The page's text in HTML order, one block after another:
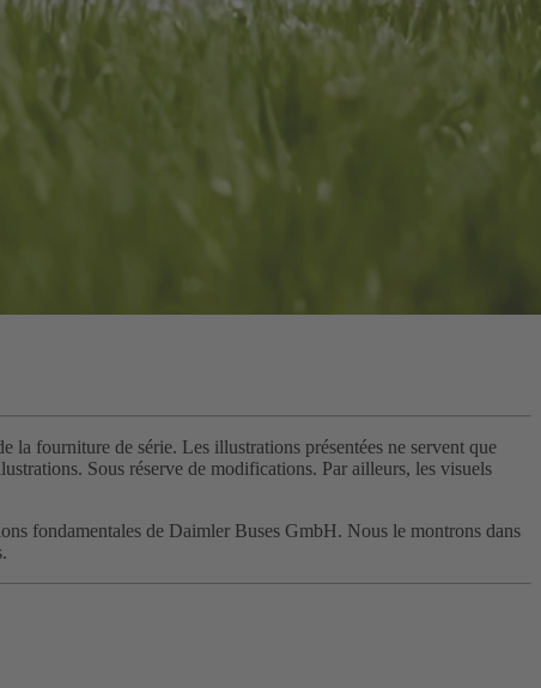
la fourniture de série. Les illustrations présentées ne servent que
Sous réserve de modifications. Par ailleurs, les visuels
fondamentales de Daimler Buses GmbH. Nous le montrons dans